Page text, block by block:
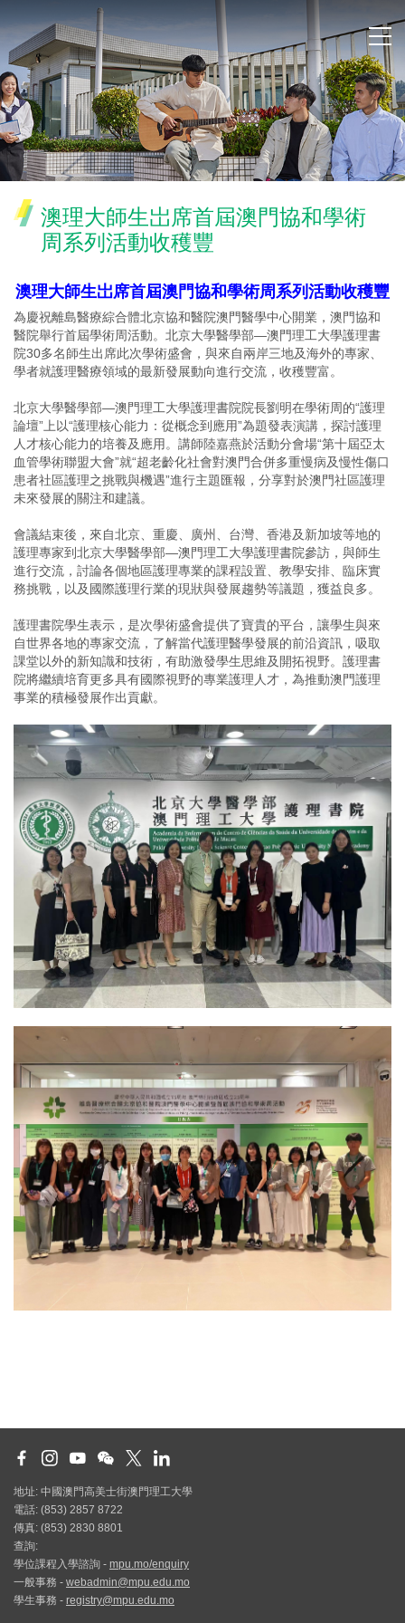
澳理大師生岀席首屆澳門協和學術
周系列活動收穫豐
澳理大師生岀席首屆澳門協和學術周系列活動收穫豐
為慶祝離島醫療綜合體北京協和醫院澳門醫學中心開業，澳門協和
醫院舉行首屆學術周活動。北京大學醫學部—澳門理工大學護理書
院30多名師生出席此次學術盛會，與來自兩岸三地及海外的專家、
學者就護理醫療領域的最新發展動向進行交流，收穫豐富。
北京大學醫學部—澳門理工大學護理書院院長劉明在學術周的“護理
論壇”上以“護理核心能力：從概念到應用”為題發表演講，探討護理
人才核心能力的培養及應用。講師陸嘉燕於活動分會場“第十屆亞太
血管學術聯盟大會”就“超老齡化社會對澳門合併多重慢病及慢性傷口
患者社區護理之挑戰與機遇”進行主題匯報，分享對於澳門社區護理
未來發展的關注和建議。
會議結束後，來自北京、重慶、廣州、台灣、香港及新加坡等地的
護理專家到北京大學醫學部—澳門理工大學護理書院參訪，與師生
進行交流，討論各個地區護理專業的課程設置、教學安排、臨床實
務挑戰，以及國際護理行業的現狀與發展趨勢等議題，獲益良多。
護理書院學生表示，是次學術盛會提供了寶貴的平台，讓學生與來
自世界各地的專家交流，了解當代護理醫學發展的前沿資訊，吸取
課堂以外的新知識和技術，有助激發學生思維及開拓視野。護理書
院將繼續培育更多具有國際視野的專業護理人才，為推動澳門護理
事業的積極發展作出貢獻。
地址: 中國澳門高美士街澳門理工大學
電話: (853) 2857 8722
傳真: (853) 2830 8801
查詢:
學位課程入學諮詢 - mpu.mo/enquiry
一般事務 - webadmin@mpu.edu.mo
學生事務 - registry@mpu.edu.mo